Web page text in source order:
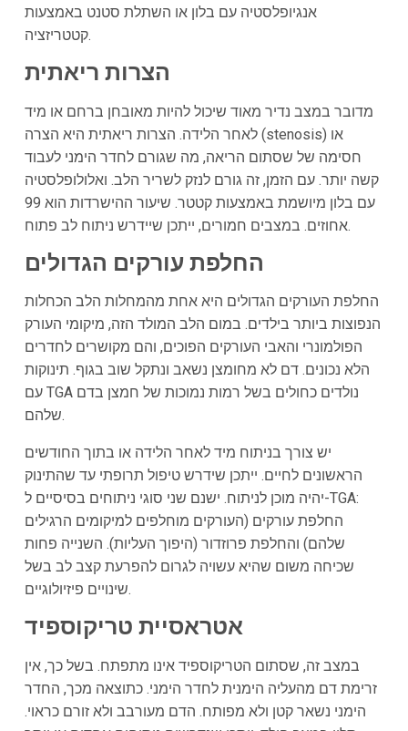
אנגיופלסטיה עם בלון או השתלת סטנט באמצעות
קטטריזציה.
הצרות ריאתית
מדובר במצב נדיר מאוד שיכול להיות מאובחן ברחם או מיד
לאחר הלידה. הצרות ריאתית היא הצרה (stenosis) או
חסימה של שסתום הריאה, מה שגורם לחדר הימני לעבוד
קשה יותר. עם הזמן, זה גורם לנזק לשריר הלב. ואלולופלסטיה
עם בלון מיושמת באמצעות קטטר. שיעור ההישרדות הוא 99
אחוזים. במצבים חמורים, ייתכן שיידרש ניתוח לב פתוח.
החלפת עורקים הגדולים
החלפת העורקים הגדולים היא אחת מהמחלות הלב הכחלות
הנפוצות ביותר בילדים. במום הלב המולד הזה, מיקומי העורק
הפולמונרי והאבי העורקים הפוכים, והם מקושרים לחדרים
הלא נכונים. דם לא מחומצן נשאב ונתקל שוב בגוף. תינוקות
עם TGA נולדים כחולים בשל רמות נמוכות של חמצן בדם
שלהם.
יש צורך בניתוח מיד לאחר הלידה או בתוך החודשים
הראשונים לחיים. ייתכן שידרש טיפול תרופתי עד שהתינוק
יהיה מוכן לניתוח. ישנם שני סוגי ניתוחים בסיסיים ל-TGA:
החלפת עורקים (העורקים מוחלפים למיקומים הרגילים
שלהם) והחלפת פרוזדור (היפוך העליות). השנייה פחות
שכיחה משום שהיא עשויה לגרום להפרעת קצב לב בשל
שינויים פיזיולוגיים.
אטראסיית טריקוספיד
במצב זה, שסתום הטריקוספיד אינו מתפתח. בשל כך, אין
זרימת דם מהעליה הימנית לחדר הימני. כתוצאה מכך, החדר
הימני נשאר קטן ולא מפותח. הדם מעורבב ולא זורם כראוי.